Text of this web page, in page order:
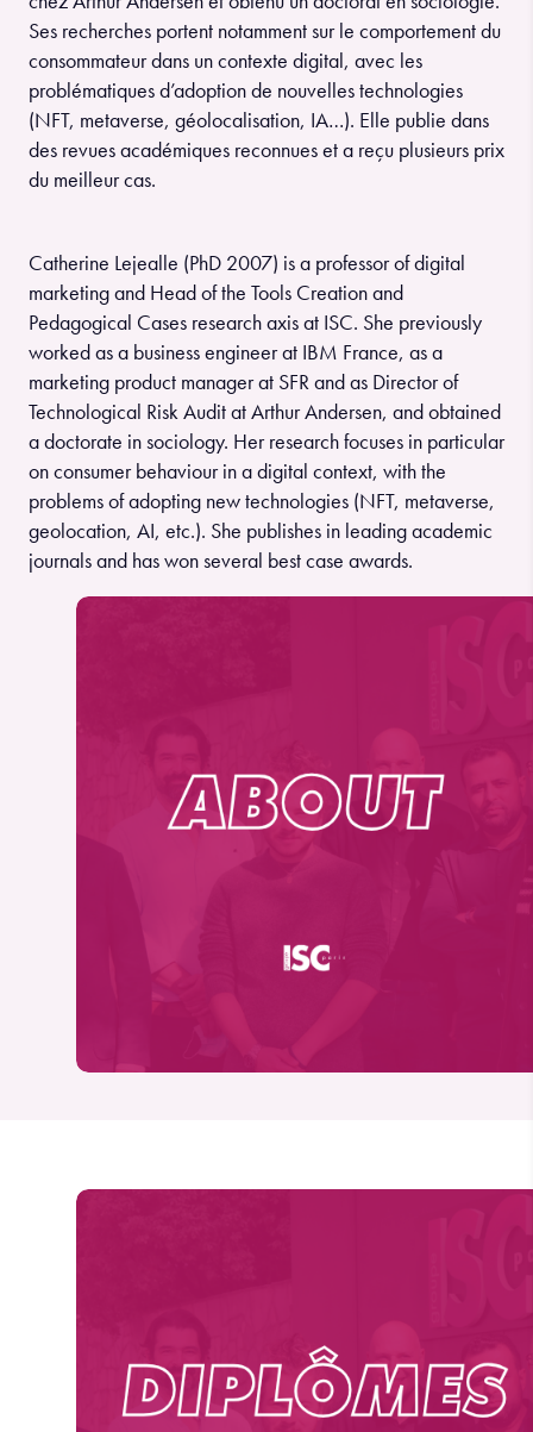
Ses recherches portent notamment sur le comportement du
consommateur dans un contexte digital, avec les
problématiques d’adoption de nouvelles technologies
(NFT, metaverse, géolocalisation, IA…). Elle publie dans
des revues académiques reconnues et a reçu plusieurs prix
du meilleur cas.
Catherine Lejealle (PhD 2007) is a professor of digital
marketing and Head of the Tools Creation and
Pedagogical Cases research axis at ISC. She previously
worked as a business engineer at IBM France, as a
marketing product manager at SFR and as Director of
Technological Risk Audit at Arthur Andersen, and obtained
a doctorate in sociology. Her research focuses in particular
on consumer behaviour in a digital context, with the
problems of adopting new technologies (NFT, metaverse,
geolocation, AI, etc.). She publishes in leading academic
journals and has won several best case awards.